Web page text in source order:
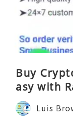
Buy
asy with
Luis